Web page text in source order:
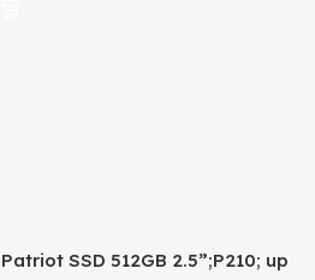
Patriot SSD 512GB 2.5”;P210; up